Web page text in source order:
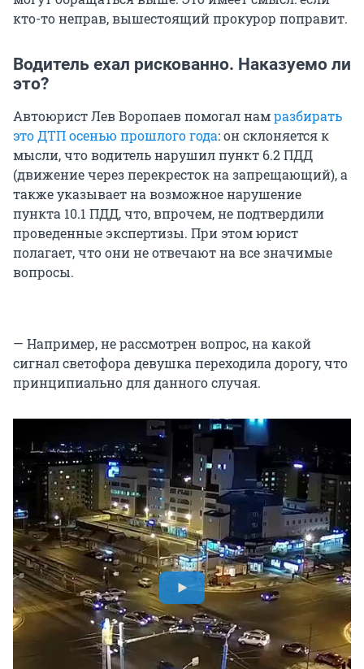
кто-то неправ, вышестоящий прокурор поправит.
Водитель ехал рискованно. Наказуемо ли
это?
Автоюрист Лев Воропаев помогал намразбирать
это ДТП осенью прошлого года: он склоняется к
мысли, что водитель нарушил пункт 6.2 ПДД
(движение через перекресток на запрещающий), а
также указывает на возможное нарушение
пункта 10.1 ПДД, что, впрочем, не подтвердили
проведенные экспертизы. При этом юрист
полагает, что они не отвечают на все значимые
вопросы.
— Например, не рассмотрен вопрос, на какой
сигнал светофора девушка переходила дорогу, что
принципиально для данного случая.